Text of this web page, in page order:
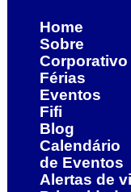
Home
Sobre
Corporativo
Férias
Eventos
Fifi
Blog
Calendário
de Eventos
Alertas de